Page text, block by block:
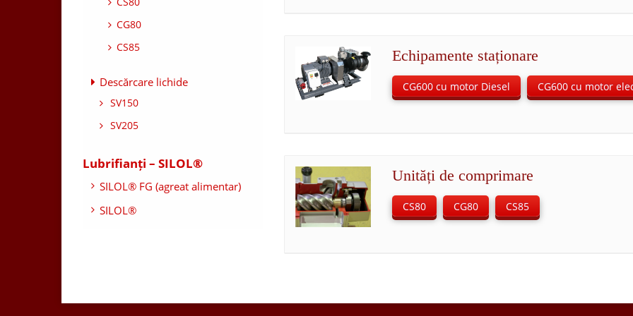
CG80
CS85
Descărcare lichide
SV150
SV205
Lubrifianți – SILOL®
SILOL® FG (agreat alimentar)
SILOL®
Echipamente staționare
CG600 cu motor Diesel CG600 cu motor
Unități de comprimare
CS80 CG80 CS85